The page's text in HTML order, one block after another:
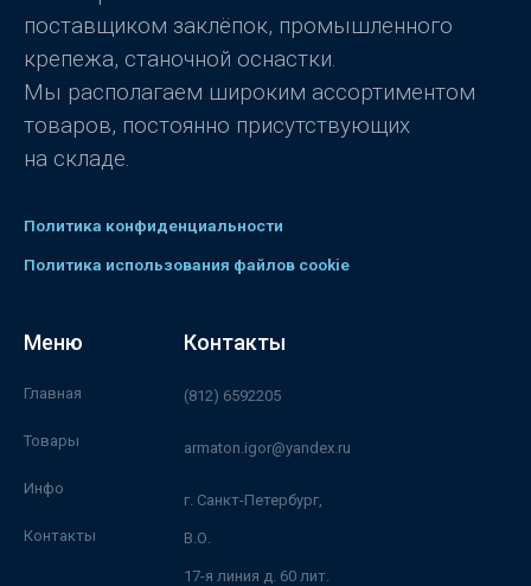
поставщиком заклёпок, промышленного
крепежа, станочной оснастки.
Мы располагаем широким ассортиментом
товаров, постоянно присутствующих
на складе.
Политика конфиденциальности
Политика использования файлов cookie
Меню
Главная
Товары
Инфо
Контакты
Контакты
(812) 6592205
armaton.igor@yandex.ru
г. Санкт-Петербург,
В.О.
17-я линия д. 60 лит.